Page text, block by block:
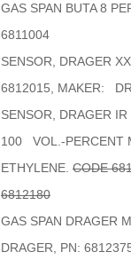
GAS SPAN BUTA 8
6811004
SENSOR, DRAGER
6812015, MAKER:
SENSOR, DRAGER
100 VOL.-PERCENT
ETHYLENE.CODE
6812180
GAS SPAN DRAGER
DRAGER, PN: